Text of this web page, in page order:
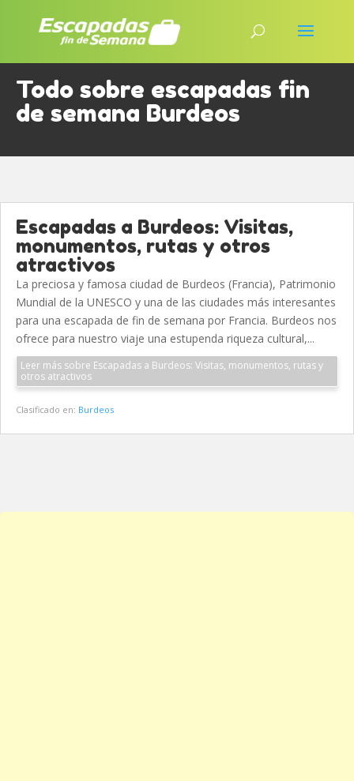
Todo sobre escapadas fin
de semana Burdeos
Escapadas a Burdeos: Visitas,
monumentos, rutas y otros
atractivos
La preciosa y famosa ciudad de Burdeos (Francia), Patrimonio
Mundial de la UNESCO y una de las ciudades más interesantes
para una escapada de fin de semana por Francia. Burdeos nos
ofrece para nuestro viaje una estupenda riqueza cultural,...
Leer más sobre Escapadas a Burdeos: Visitas, monumentos, rutas y
otros atractivos
Clasificado en: Burdeos